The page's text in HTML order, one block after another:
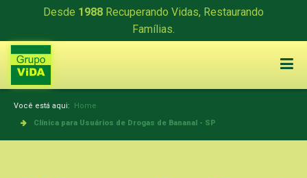
Desde 1988 Recuperando Vidas, Restaurando
Famílias.
Você está aqui: Home
Clínica para Usuários de Drogas de Bananal - SP